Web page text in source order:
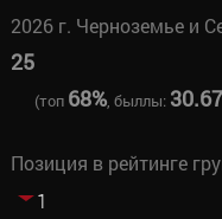
2026 г. Черноземье и
25
(топ 68%, быллы: 30.67
Позиция в рейтинге
1